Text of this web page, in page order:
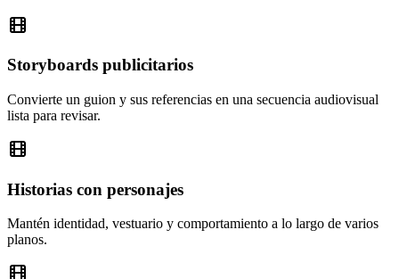
Storyboards publicitarios
Convierte un guion y sus referencias en una secuencia audiovisual
lista para revisar.
Historias con personajes
Mantén identidad, vestuario y comportamiento a lo largo de varios
planos.